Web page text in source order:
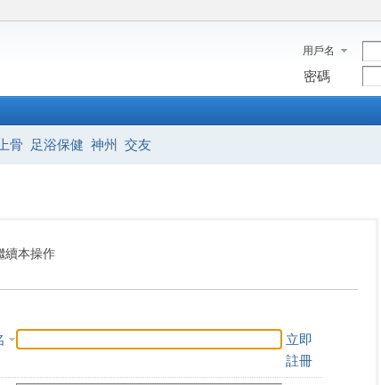
用戶名
密碼
骨 足浴保健 神州 交友
續本操作
立即
註冊